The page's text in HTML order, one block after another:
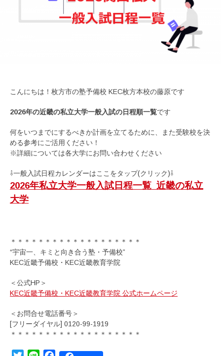
こんにちは！枚方市の塾予備校 KEC枚方本校の藤原です
2026年の近畿の私立大学一般入試の日程順一覧です
何をいつまでにするべきか計画を立てるために、また受験校を決
める参考にご活用ください！
※詳細については各大学にお問い合わせください
⇩一般入試日程カレンダーはここをタップ(クリック)⇩
2026年私立大学一般入試日程一覧_近畿の私立
大学
＊＊＊＊＊＊＊＊＊＊＊＊＊＊＊＊＊＊＊
“宇宙一、キミと向き合う塾・予備校”
KEC近畿予備校・KEC近畿教育学院
＜公式HP＞
KEC近畿予備校・KEC近畿教育学院 公式ホームページ
＜お問合せ電話番号＞
[フリーダイヤル] 0120-99-1919
＊＊＊＊＊＊＊＊＊＊＊＊＊＊＊＊＊＊＊